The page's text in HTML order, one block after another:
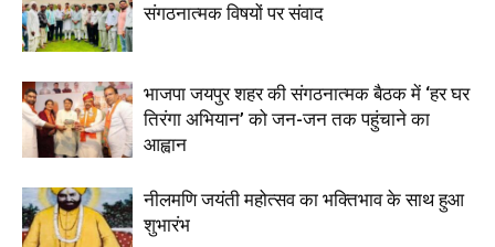
संगठनात्मक विषयों पर संवाद
भाजपा जयपुर शहर की संगठनात्मक बैठक में ‘हर घर
तिरंगा अभियान’ को जन-जन तक पहुंचाने का
आह्वान
नीलमणि जयंती महोत्सव का भक्तिभाव के साथ हुआ
शुभारंभ